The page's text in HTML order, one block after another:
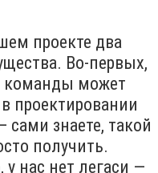
проекте два
Во-первых,
команды может
проектировании
знаете, такой
получить.
у нас нет легаси —